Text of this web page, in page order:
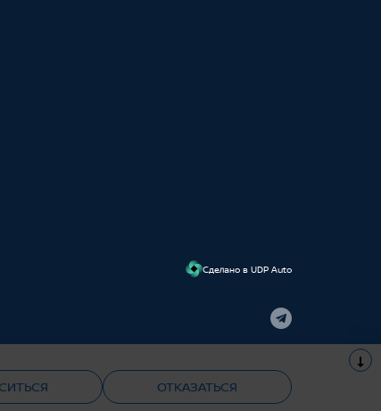
Cделано в UDP Auto
обслуживание и оригинальные запчасти.
ОТКАЗАТЬСЯ